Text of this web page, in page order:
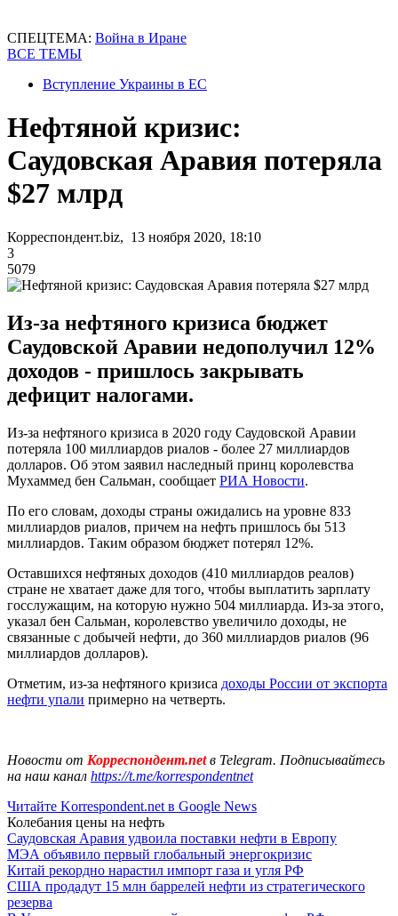
СПЕЦТЕМА: Война в Иране
ВСЕ ТЕМЫ
Вступление Украины в ЕС
Нефтяной кризис:
Саудовская Аравия потеряла
$27 млрд
Корреспондент.biz, 13 ноября 2020, 18:10
3
5079
Из-за нефтяного кризиса бюджет
Саудовской Аравии недополучил 12%
доходов - пришлось закрывать
дефицит налогами.
Из-за нефтяного кризиса в 2020 году Саудовской Аравии
потеряла 100 миллиардов риалов - более 27 миллиардов
долларов. Об этом заявил наследный принц королевства
Мухаммед бен Сальман, сообщает РИА Новости.
По его словам, доходы страны ожидались на уровне 833
миллиардов риалов, причем на нефть пришлось бы 513
миллиардов. Таким образом бюджет потерял 12%.
Оставшихся нефтяных доходов (410 миллиардов реалов)
стране не хватает даже для того, чтобы выплатить зарплату
госслужащим, на которую нужно 504 миллиарда. Из-за этого,
указал бен Сальман, королевство увеличило доходы, не
связанные с добычей нефти, до 360 миллиардов риалов (96
миллиардов долларов).
Отметим, из-за нефтяного кризиса доходы России от экспорта
нефти упали примерно на четверть.
Новости от Корреспондент.netв Telegram. Подписывайтесь
на наш канал https://t.me/korrespondentnet
Читайте Korrespondent.net в Google News
Колебания цены на нефть
Саудовская Аравия удвоила поставки нефти в Европу
МЭА объявило первый глобальный энергокризис
Китай рекордно нарастил импорт газа и угля РФ
США продадут 15 млн баррелей нефти из стратегического
резерва